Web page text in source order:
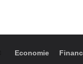
Economie